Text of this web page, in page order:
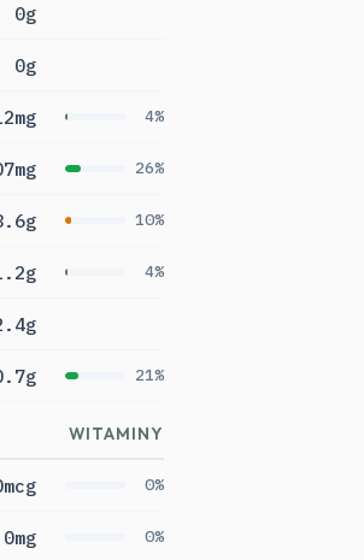
0g
0g
4%
26%
10%
4%
21%
WITAMINY
0%
0mg 0%